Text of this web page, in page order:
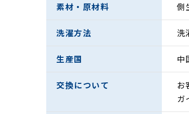
素材・原材料 側
洗濯方法 洗
生産国 中
交換について
お
ガ